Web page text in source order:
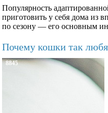
Популярность
приготовить у себя дома из
по сезону — его основным
Почему кошки так
8845